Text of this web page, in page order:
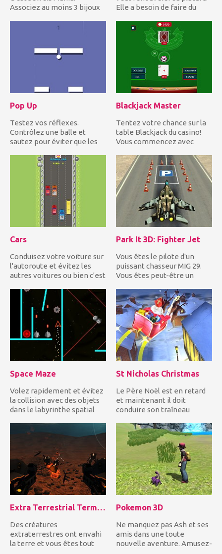
Associez au moins 3 bijoux
Elle a besoin de faire du
Pop Up
Testez vos réflexes.
Contrôlez une balle et
sautez pour éviter que les
Blackjack Master
Tentez votre chance sur la
table Blackjack du casino!
Vous commencez avec
Cars
Conduisez votre voiture sur
l'autoroute et évitez les
autres voitures ou bien c'est
Park It 3D: Fighter Jet
Vous êtes le pilote d'un
puissant chasseur MIG 29.
Vous êtes peut-être un
Space Maze
Volez rapidement et évitez
la collision avec des objets
dans le labyrinthe spatial
St Nicholas Christmas
Le Père Noël est en retard
et maintenant il doit
conduire son traîneau
cadea...
Extra Terrestrial Termination
Des créatures
extraterrestres ont envahi
la terre et vous êtes tout
Pokemon 3D
Ne manquez pas Ash et ses
amis dans une toute
nouvelle aventure. Amusez-